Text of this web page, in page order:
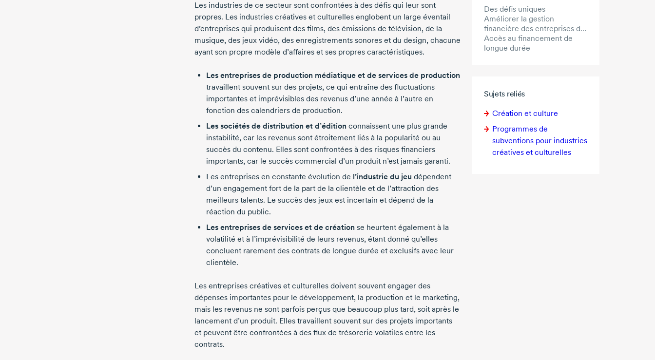
Des défis uniques
Améliorer la gestion
financière des entreprises du
secteur de la création
Accès au financement de
longue durée
Sujets reliés
Création et culture
Programmes de
subventions pour industries
créatives et culturelles
Les industries de ce secteur sont confrontées à des défis qui leur sont
propres. Les industries créatives et culturelles englobent un large éventail
d’entreprises qui produisent des films, des émissions de télévision, de la
musique, des jeux vidéo, des enregistrements sonores et du design, chacune
ayant son propre modèle d’affaires et ses propres caractéristiques.
Les entreprises de production médiatique et de services de production
travaillent souvent sur des projets, ce qui entraîne des fluctuations
importantes et imprévisibles des revenus d’une année à l’autre en
fonction des calendriers de production.
Les sociétés de distribution et d’édition connaissent une plus grande
instabilité, car les revenus sont étroitement liés à la popularité ou au
succès du contenu. Elles sont confrontées à des risques financiers
importants, car le succès commercial d’un produit n’est jamais garanti.
Les entreprises en constante évolution de l’industrie du jeu dépendent
d’un engagement fort de la part de la clientèle et de l’attraction des
meilleurs talents. Le succès des jeux est incertain et dépend de la
réaction du public.
Les entreprises de services et de création se heurtent également à la
volatilité et à l’imprévisibilité de leurs revenus, étant donné qu’elles
concluent rarement des contrats de longue durée et exclusifs avec leur
clientèle.
Les entreprises créatives et culturelles doivent souvent engager des
dépenses importantes pour le développement, la production et le marketing,
mais les revenus ne sont parfois perçus que beaucoup plus tard, soit après le
lancement d’un produit. Elles travaillent souvent sur des projets importants
et peuvent être confrontées à des flux de trésorerie volatiles entre les
contrats.